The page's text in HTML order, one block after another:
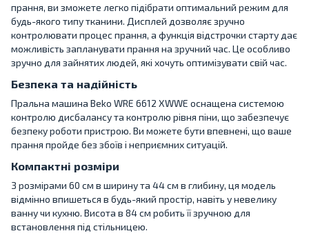
прання, ви зможете легко підібрати оптимальний режим для
будь-якого типу тканини. Дисплей дозволяє зручно
контролювати процес прання, а функція відстрочки старту дає
можливість запланувати прання на зручний час. Це особливо
зручно для зайнятих людей, які хочуть оптимізувати свій час.
Безпека та надійність
Пральна машина Beko WRE 6612 XWWE оснащена системою
контролю дисбалансу та контролю рівня піни, що забезпечує
безпеку роботи пристрою. Ви можете бути впевнені, що ваше
прання пройде без збоїв і неприємних ситуацій.
Компактні розміри
З розмірами 60 см в ширину та 44 см в глибину, ця модель
відмінно впишеться в будь-який простір, навіть у невелику
ванну чи кухню. Висота в 84 см робить її зручною для
встановлення під стільницею.